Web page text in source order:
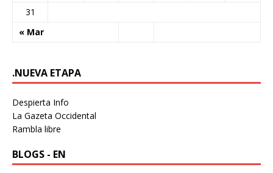
« Mar
31
.NUEVA ETAPA
Despierta Info
La Gazeta Occidental
Rambla libre
BLOGS - EN